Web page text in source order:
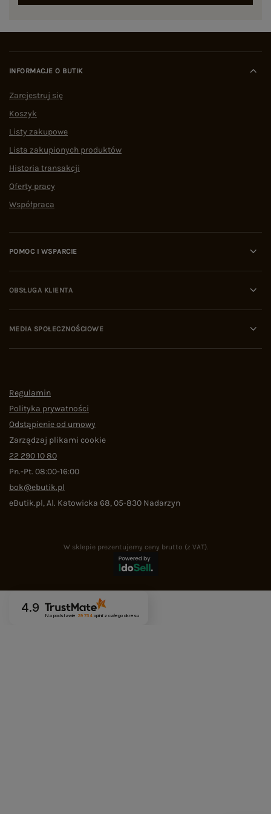
INFORMACJE O BUTIK
Zarejestruj się
Koszyk
Listy zakupowe
Lista zakupionych produktów
Historia transakcji
Oferty pracy
Współpraca
POMOC I WSPARCIE
OBSŁUGA KLIENTA
MEDIA SPOŁECZNOŚCIOWE
Regulamin
Polityka prywatności
Odstąpienie od umowy
Zarządzaj plikami cookie
22 290 10 80
Pn.-Pt. 08:00-16:00
bok@ebutik.pl
eButik.pl,Al. Katowicka 68,05-830 Nadarzyn
W sklepie prezentujemy ceny brutto (z VAT).
4.9
Na podstawie 29 734opinii z całego okresu